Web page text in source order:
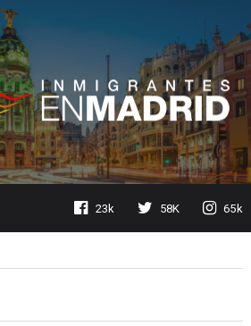
23k 58K 65k